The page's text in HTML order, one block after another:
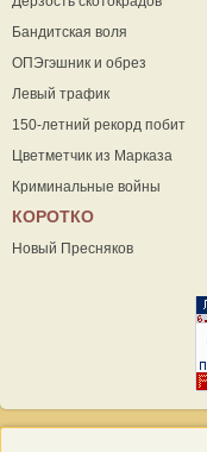
Бандитская воля
ОПЭгэшник и обрез
Левый трафик
150-летний рекорд побит
Цветметчик из Марказа
Криминальные войны
КОРОТКО
Новый Пресняков